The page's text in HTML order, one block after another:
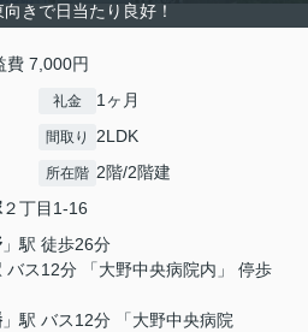
向きで日当たり良好！
7,000円
礼金 1ヶ月
間取り 2LDK
所在階 2階/2階建
２丁目1-16
」駅 徒歩26分
バス12分 「大野中央病院内」 停歩
」駅 バス12分 「大野中央病院